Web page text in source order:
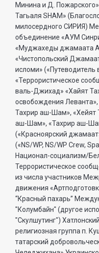
Минина и Д.
Тагьаля SHAM»
милосердного СИРИЯ)
объединение «АУМ
«Муджахеды джамаата
«Чистопольский
исломи» («Путеводитель
«Террористическое
валь-Джихад» «Хайят
освобождения
Тахрир аш-Шам», «Хейят
аш-Шам», «Тахрир аш-
(«Красноярский
(«NS/WP, NS/WP Crew,
Национал-социализм/
Террористическое
из числа участников
движения
“Красный пахарь”
"Колумбайн" (другое
"Скулшутинг")
религиозная группа п.
татарский